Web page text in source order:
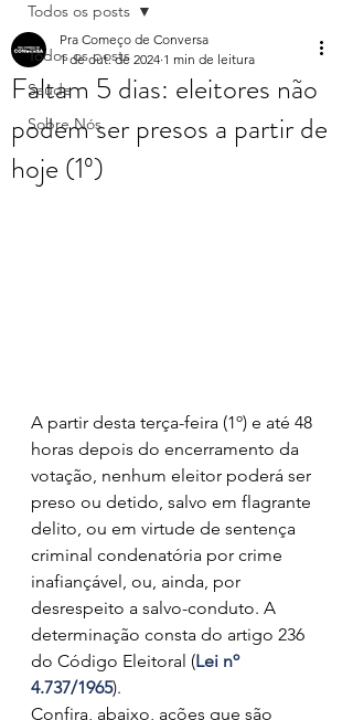
Todos os posts
Saúde
Sobre Nós
Todos os posts
Faltam 5 dias: eleitores não
podem ser presos a partir de
hoje (1º)
Pra Começo de Conversa
1 de out. de 2024 1 min de leitura
A partir desta terça-feira (1º) e até 48
horas depois do encerramento da
votação, nenhum eleitor poderá ser
preso ou detido, salvo em flagrante
delito, ou em virtude de sentença
criminal condenatória por crime
inafiançável, ou, ainda, por
desrespeito a salvo-conduto. A
determinação consta do artigo 236
do Código Eleitoral (Lei nº
4.737/1965).
Confira, abaixo, ações que são